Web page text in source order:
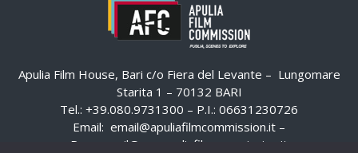
Apulia Film House, Bari c/o Fiera del Levante – Lungomare
Starita 1 – 70132 BARI
Tel.: +39.080.9731300 – P.I.: 06631230726
Email: email@apuliafilmcommission.it –
Pec:
email@pec.apuliafilmcommission.it